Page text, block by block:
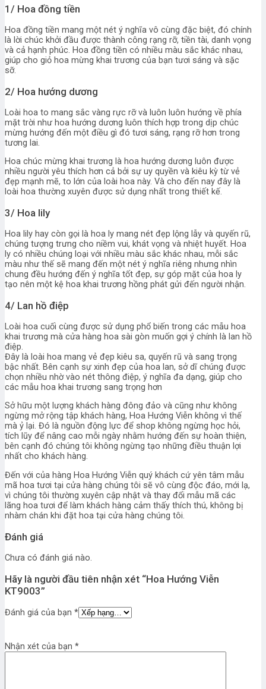
1/ Hoa đồng tiền
Hoa đồng tiền mang một nét ý nghĩa vô cùng đặc biệt, đó chính
là lời chúc khởi đầu được thành công rạng rỡ, tiền tài, danh vọng
và cả hạnh phúc. Hoa đồng tiền có nhiều màu sắc khác nhau,
giúp cho giỏ hoa mừng khai trương của bạn tươi sáng và sặc
sỡ.
2/ Hoa hướng dương
Loài hoa to mang sắc vàng rực rỡ và luôn luôn hướng về phía
mặt trời như hoa hướng dương luôn thích hợp trong dịp chúc
mừng hướng đến một điều gì đó tươi sáng, rạng rỡ hơn trong
tương lai.
Hoa chúc mừng khai trương là hoa hướng dương luôn được
nhiều người yêu thích hơn cả bởi sự uy quyền và kiêu kỳ từ vẻ
đẹp mạnh mẽ, to lớn của loài hoa này. Và cho đến nay đây là
loài hoa thường xuyên được sử dụng nhất trong thiết kế.
3/ Hoa lily
Hoa lily hay còn gọi là hoa ly mang nét đẹp lộng lẫy và quyến rũ,
chúng tượng trưng cho niềm vui, khát vọng và nhiệt huyết. Hoa
ly có nhiều chúng loại với nhiều màu sắc khác nhau, mỗi sắc
màu như thế sẽ mang đến một nét ý nghĩa riêng nhưng nhìn
chung đều hướng đến ý nghĩa tốt đẹp, sự góp mặt của hoa ly
tạo nên một kệ hoa khai trương hồng phát gửi đến người nhận.
4/ Lan hồ điệp
Loài hoa cuối cùng được sử dụng phổ biến trong các mẫu hoa
khai trương mà cửa hàng hoa sài gòn muốn gợi ý chính là lan hồ
điệp.
Đây là loài hoa mang vẻ đẹp kiêu sa, quyến rũ và sang trọng
bậc nhất. Bên cạnh sự xinh đẹp của hoa lan, sở dĩ chúng được
chọn nhiều nhờ vào nét thông điệp, ý nghĩa đa dạng, giúp cho
các mẫu hoa khai trương sang trọng hơn
Sở hữu một lượng khách hàng đông đảo và cũng như không
ngừng mở rộng tập khách hàng, Hoa Hướng Viễn không vì thế
mà ỷ lại. Đó là nguồn động lực để shop không ngừng học hỏi,
tích lũy để nâng cao mỗi ngày nhằm hướng đến sự hoàn thiện,
bên cạnh đó chúng tôi không ngừng tạo những điều thuận lợi
nhất cho khách hàng.
Đến với của hàng Hoa Hướng Viễn quý khách cứ yên tâm mẫu
mã hoa tươi tại cửa hàng chúng tôi sẽ vô cùng độc đáo, mới lạ,
vì chúng tôi thường xuyên cập nhật và thay đổi mẫu mã các
lãng hoa tươi để làm khách hàng cảm thấy thích thú, không bị
nhàm chán khi đặt hoa tại cửa hàng chúng tôi.
Đánh giá
Chưa có đánh giá nào.
Hãy là người đầu tiên nhận xét “Hoa Hướng Viễn
KT9003”
Đánh giá của bạn *
Nhận xét của bạn *